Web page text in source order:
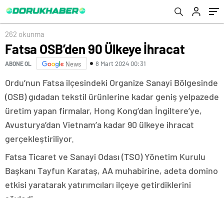
262 okunma
Fatsa OSB’den 90 Ülkeye İhracat
ABONE OL News 8 Mart 2024 00:31
Ordu’nun Fatsa ilçesindeki Organize Sanayi Bölgesinde
(OSB) gıdadan tekstil ürünlerine kadar geniş yelpazede
üretim yapan firmalar, Hong Kong’dan İngiltere’ye,
Avusturya’dan Vietnam’a kadar 90 ülkeye ihracat
gerçekleştiriliyor.
Fatsa Ticaret ve Sanayi Odası (TSO) Yönetim Kurulu
Başkanı Tayfun Karataş, AA muhabirine, adeta domino
etkisi yaratarak yatırımcıları ilçeye getirdiklerini